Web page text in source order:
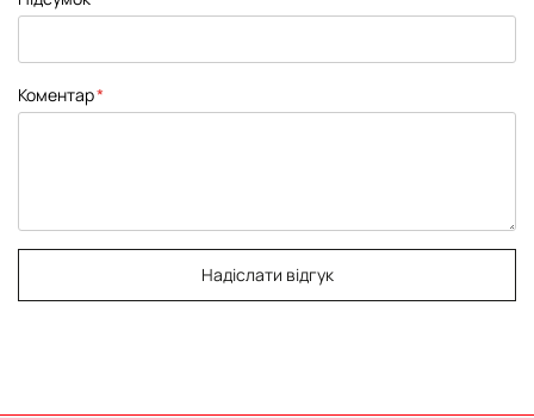
Коментар
Надіслати відгук